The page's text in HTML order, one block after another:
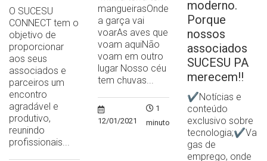
O SUCESU
CONNECT tem o
objetivo de
proporcionar
aos seus
associados e
parceiros um
encontro
agradável e
produtivo,
reunindo
profissionais...
mangueirasOnde
a garça vai
voarAs aves que
voam aquiNão
voam em outro
lugar Nosso céu
tem chuvas...
12/01/2021
1
minuto
moderno.
Porque
nossos
associados
SUCESU PA
merecem!!
✔Notícias e
conteúdo
exclusivo sobre
tecnologia;✔Va
gas de
emprego, onde